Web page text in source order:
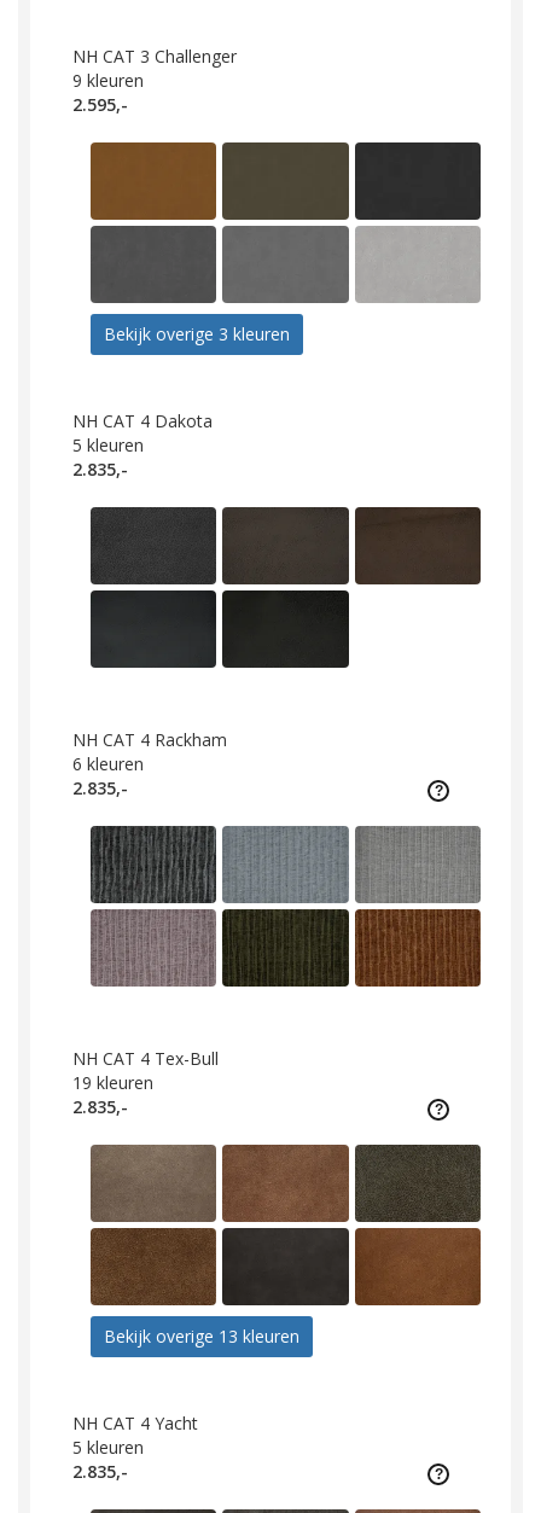
NH CAT 3 Challenger
9 kleuren
2.595,-
Bekijk overige 3 kleuren
NH CAT 4 Dakota
5 kleuren
2.835,-
NH CAT 4 Rackham
6 kleuren
2.835,-
NH CAT 4 Tex-Bull
19 kleuren
2.835,-
Bekijk overige 13 kleuren
NH CAT 4 Yacht
5 kleuren
2.835,-